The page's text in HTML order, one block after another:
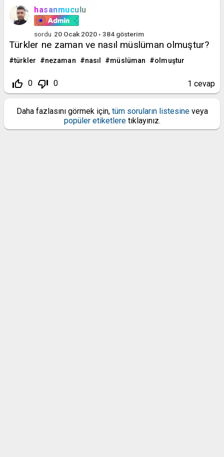
hasanmuculu
sordu 20 Ocak 2020 384 gösterim
Türkler ne zaman ve nasıl müslüman olmuştur?
türkler nezaman nasıl müslüman olmuştur
thumb_up_off_alt 0 thumb_down_off_alt 0 1 cevap
Daha fazlasını görmek için, tüm soruların listesineveya
popüler etiketleretıklayınız.